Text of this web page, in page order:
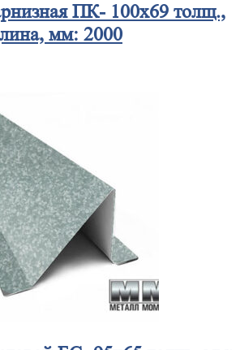
ПК- 100х69 толщ.,
мм: 2000